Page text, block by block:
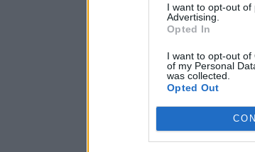
I want to opt-out of
Advertising.
Opted In
I want to opt-out of
of my Personal
was collected.
Opted Out